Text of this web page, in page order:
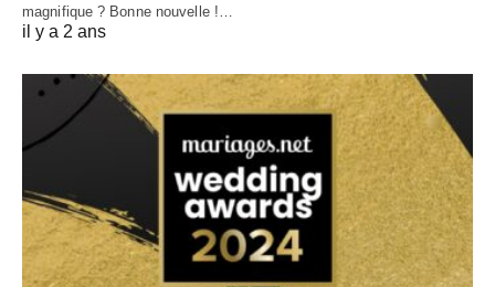
magnifique ? Bonne nouvelle !…
il y a 2 ans